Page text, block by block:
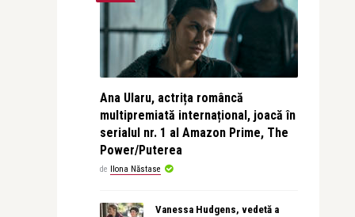
Ana Ularu, actrița româncă
multipremiată internațional, joacă în
serialul nr. 1 al Amazon Prime, The
Power/Puterea
de Ilona Năstase
Vanessa Hudgens, vedetă a